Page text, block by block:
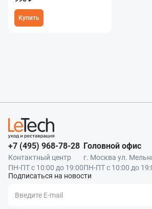
Купить
+7 (495) 968-78-28
Контактный центр
ПН-ПТ с 10:00 до 19:00
Головной офис
г. Москва ул.
ПН-ПТ с 10:00 до
Подписаться на новости
Адрес подписки успешно добавлен